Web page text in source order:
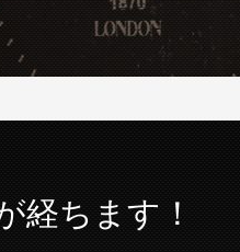
経ちます！